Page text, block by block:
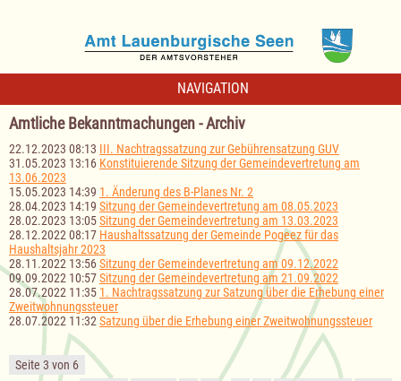
NAVIGATION
Amtliche Bekanntmachungen - Archiv
22.12.2023 08:13 III. Nachtragssatzung zur Gebührensatzung GUV
31.05.2023 13:16 Konstituierende Sitzung der Gemeindevertretung am
13.06.2023
15.05.2023 14:39 1. Änderung des B-Planes Nr. 2
28.04.2023 14:19 Sitzung der Gemeindevertretung am 08.05.2023
28.02.2023 13:05Sitzung der Gemeindevertretung am 13.03.2023
28.12.2022 08:17 Haushaltssatzung der Gemeinde Pogeez für das
Haushaltsjahr 2023
28.11.2022 13:56Sitzung der Gemeindevertretung am 09.12.2022
09.09.2022 10:57Sitzung der Gemeindevertretung am 21.09.2022
28.07.2022 11:35 1. Nachtragssatzung zur Satzung über die Erhebung einer
Zweitwohnungssteuer
28.07.2022 11:32 Satzung über die Erhebung einer Zweitwohnungssteuer
Seite 3 von 6